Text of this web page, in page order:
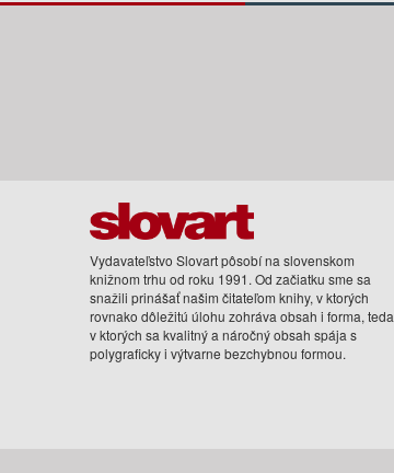
Vydavateľstvo Slovart pôsobí na slovenskom
knižnom trhu od roku 1991. Od začiatku sme sa
snažili prinášať našim čitateľom knihy, v ktorých
rovnako dôležitú úlohu zohráva obsah i forma, teda
v ktorých sa kvalitný a náročný obsah spája s
polygraficky i výtvarne bezchybnou formou.